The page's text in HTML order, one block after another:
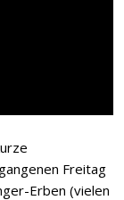
Freitag
Erben (vielen